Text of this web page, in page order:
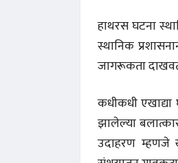
हाथरस घटना
स्थानिक
जागरूकता
कधीकधी
झालेल्या
उदाहरण म्हणजे